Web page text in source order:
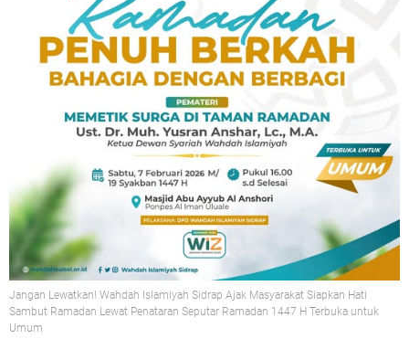
Jangan Lewatkan! Wahdah Islamiyah Sidrap Ajak Masyarakat Siapkan Hati
Sambut Ramadan Lewat Penataran Seputar Ramadan 1447 H Terbuka untuk
Umum